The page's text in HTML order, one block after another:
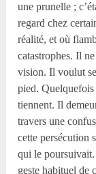
une prunelle ;
regard chez
réalité, et où
catastrophes. Il
vision. Il voulut
pied. Quelquefois
tiennent. Il
travers une
cette persécution
qui le
geste habituel de